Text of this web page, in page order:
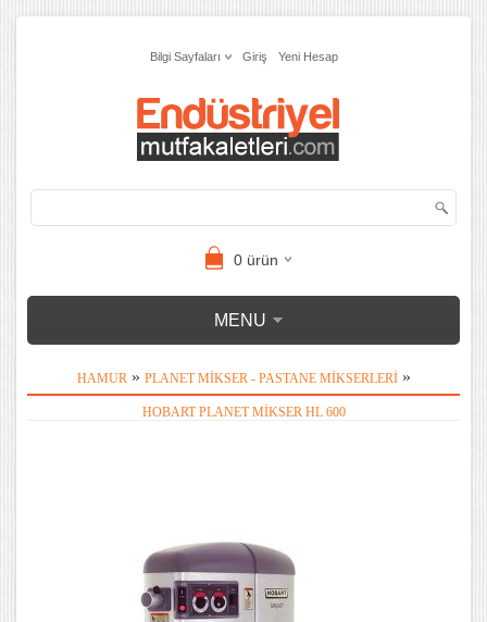
Bilgi Sayfaları Giriş Yeni Hesap
0ürün
MENU
HAMUR » PLANET MIKSER - PASTANE MIKSERLERI»
HOBART PLANET MIKSER HL 600